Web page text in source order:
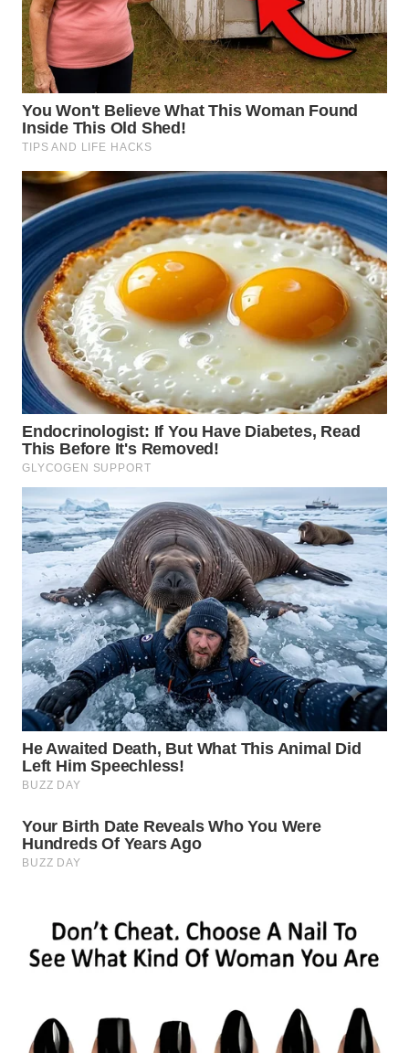
GORONTALO
WN
SULUT
WN
MALUKU
MALUT
WN
DAIRI
WN
DANAU
TOBA
WN
NIAS
LANGKAT
WN
TAPANULI
SELATAN
WN
TANJUNG
LESUNG
WN
KARO
WN
WN
WN
TAPANULI
TENGAH
WN DELI
SERDANG